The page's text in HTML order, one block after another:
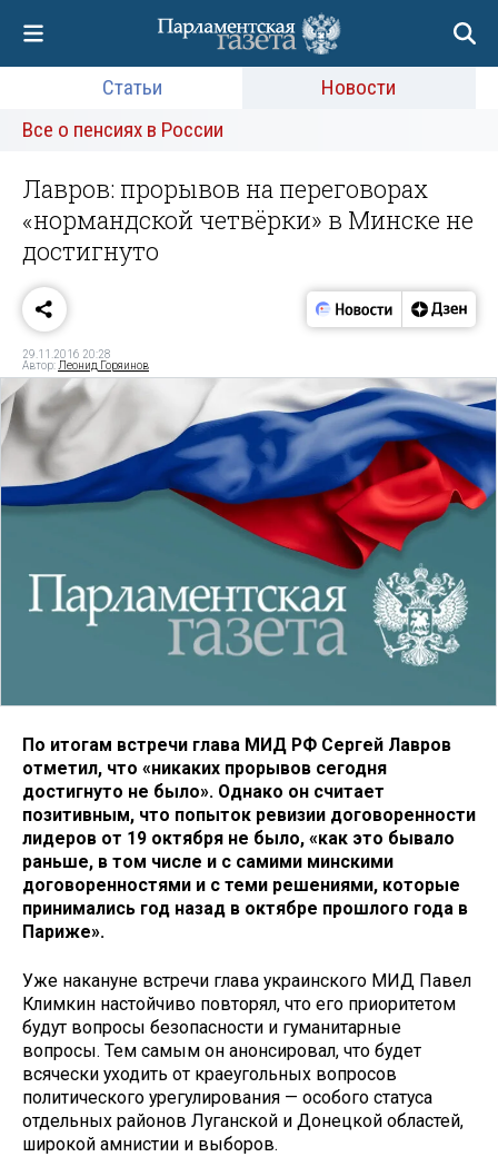
Статьи
Новости
Все о пенсиях в России
Лавров: прорывов на переговорах
«нормандской четвёрки» в Минске не
достигнуто
29.11.2016 20:28
Автор: Леонид Горяинов
По итогам встречи глава МИД РФ Сергей Лавров
отметил, что «никаких прорывов сегодня
достигнуто не было». Однако он считает
позитивным, что попыток ревизии договоренности
лидеров от 19 октября не было, «как это бывало
раньше, в том числе и с самими минскими
договоренностями и с теми решениями, которые
принимались год назад в октябре прошлого года в
Париже».
Уже накануне встречи глава украинского МИД Павел
Климкин настойчиво повторял, что его приоритетом
будут вопросы безопасности и гуманитарные
вопросы. Тем самым он анонсировал, что будет
всячески уходить от краеугольных вопросов
политического урегулирования — особого статуса
отдельных районов Луганской и Донецкой областей,
широкой амнистии и выборов.